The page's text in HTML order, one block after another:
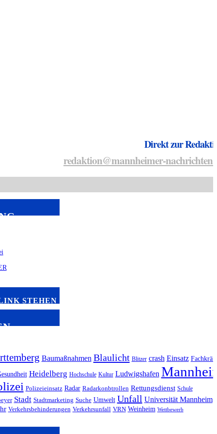
Direkt zur
redaktion@mannheimer-
STEHEN
Baumaßnahmen Blaulicht Blitzer crash Einsatz
Heidelberg Hochschule Kultur Ludwigshafen
Polizeieinsatz Radar Radarkonbtrollen Rettungsdienst Schule
Stadt Stadtmarketing Suche Umwelt Unfall Universität Mannheim
Verkehrsbehinderungen Verkehrsunfall VRN Weinheim Wettbewerb